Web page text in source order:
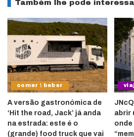
Também lhe pode
comer \ beber
A versão gastronómica de
‘Hit the road, Jack’ já anda
na estrada: este é o
(grande) food truck que vai
abrir